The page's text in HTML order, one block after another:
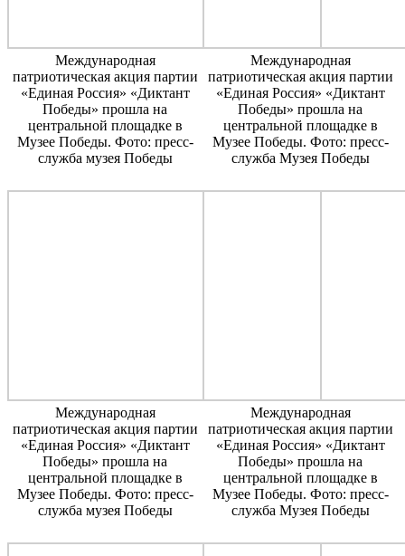
Международная
патриотическая акция партии
«Единая Россия» «Диктант
Победы» прошла на
центральной площадке в
Музее Победы. Фото: пресс-
служба музея Победы
Международная
патриотическая акция партии
«Единая Россия» «Диктант
Победы» прошла на
центральной площадке в
Музее Победы. Фото: пресс-
служба Музея Победы
Международная
патриотическая акция партии
«Единая Россия» «Диктант
Победы» прошла на
центральной площадке в
Музее Победы. Фото: пресс-
служба музея Победы
Международная
патриотическая акция партии
«Единая Россия» «Диктант
Победы» прошла на
центральной площадке в
Музее Победы. Фото: пресс-
служба Музея Победы